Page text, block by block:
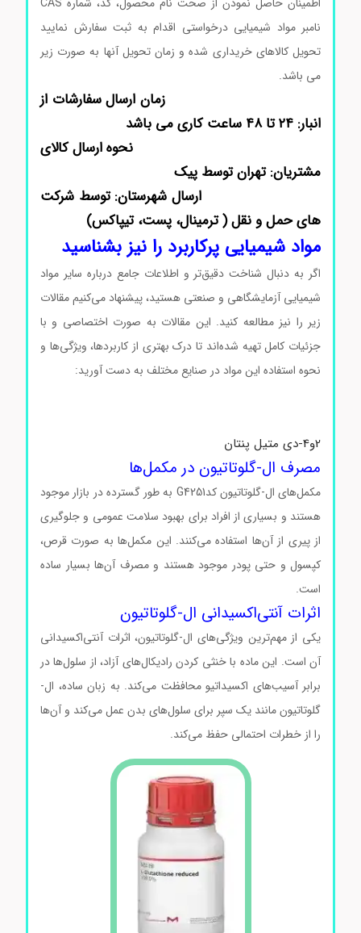
نامبر مواد شیمیایی درخواستی اقدام به ثبت سفارش نمایید
تحویل کالاهای خریداری شده و زمان تحویل آنها به صورت زیر
می باشد.
زمان ارسال سفارشات از
انبار: ۲۴ تا ۴۸ ساعت کاری می باشد
نحوه ارسال کالای
مشتریان: تهران توسط پیک
ارسال شهرستان: توسط شرکت
های حمل و نقل ( ترمینال، پست، تیپاکس)
مواد شیمیایی پرکاربرد را نیز بشناسید
اگر به دنبال شناخت دقیق‌تر و اطلاعات جامع درباره سایر مواد
شیمیایی آزمایشگاهی و صنعتی هستید، پیشنهاد می‌کنیم مقالات
زیر را نیز مطالعه کنید. این مقالات به صورت اختصاصی و با
جزئیات کامل تهیه شده‌اند تا درک بهتری از کاربردها، ویژگی‌ها و
نحوه استفاده این مواد در صنایع مختلف به دست آورید:
مصرف ال-گلوتاتیون در مکمل‌ها
مکمل‌های ال-گلوتاتیون کدG4251 به طور گسترده در بازار موجود
هستند و بسیاری از افراد برای بهبود سلامت عمومی و جلوگیری
از پیری از آن‌ها استفاده می‌کنند. این مکمل‌ها به صورت قرص،
کپسول و حتی پودر موجود هستند و مصرف آن‌ها بسیار ساده
است.
اثرات آنتی‌اکسیدانی ال-گلوتاتیون
یکی از مهم‌ترین ویژگی‌های ال-گلوتاتیون، اثرات آنتی‌اکسیدانی
آن است. این ماده با خنثی کردن رادیکال‌های آزاد، از سلول‌ها در
برابر آسیب‌های اکسیداتیو محافظت می‌کند. به زبان ساده، ال-
گلوتاتیون مانند یک سپر برای سلول‌های بدن عمل می‌کند و آن‌ها
را از خطرات احتمالی حفظ می‌کند.